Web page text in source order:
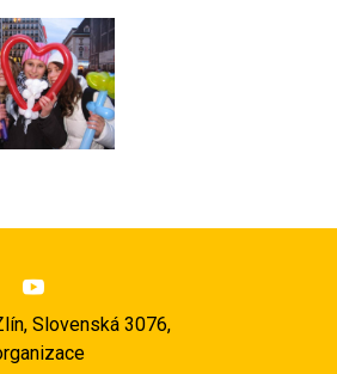

Slovenská 3076,